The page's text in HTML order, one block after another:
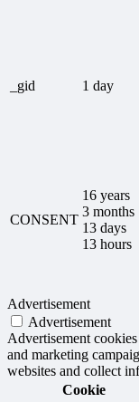
_gid 1 day
CONSENT
16 years
3 months
13 days
13 hours
Advertisement
Advertisement
Advertisement
and marketing
websites and collect
Cookie